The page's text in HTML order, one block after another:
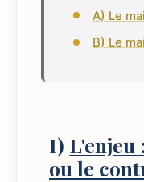
A) Le
B) Le
I) L'enjeu
ou le